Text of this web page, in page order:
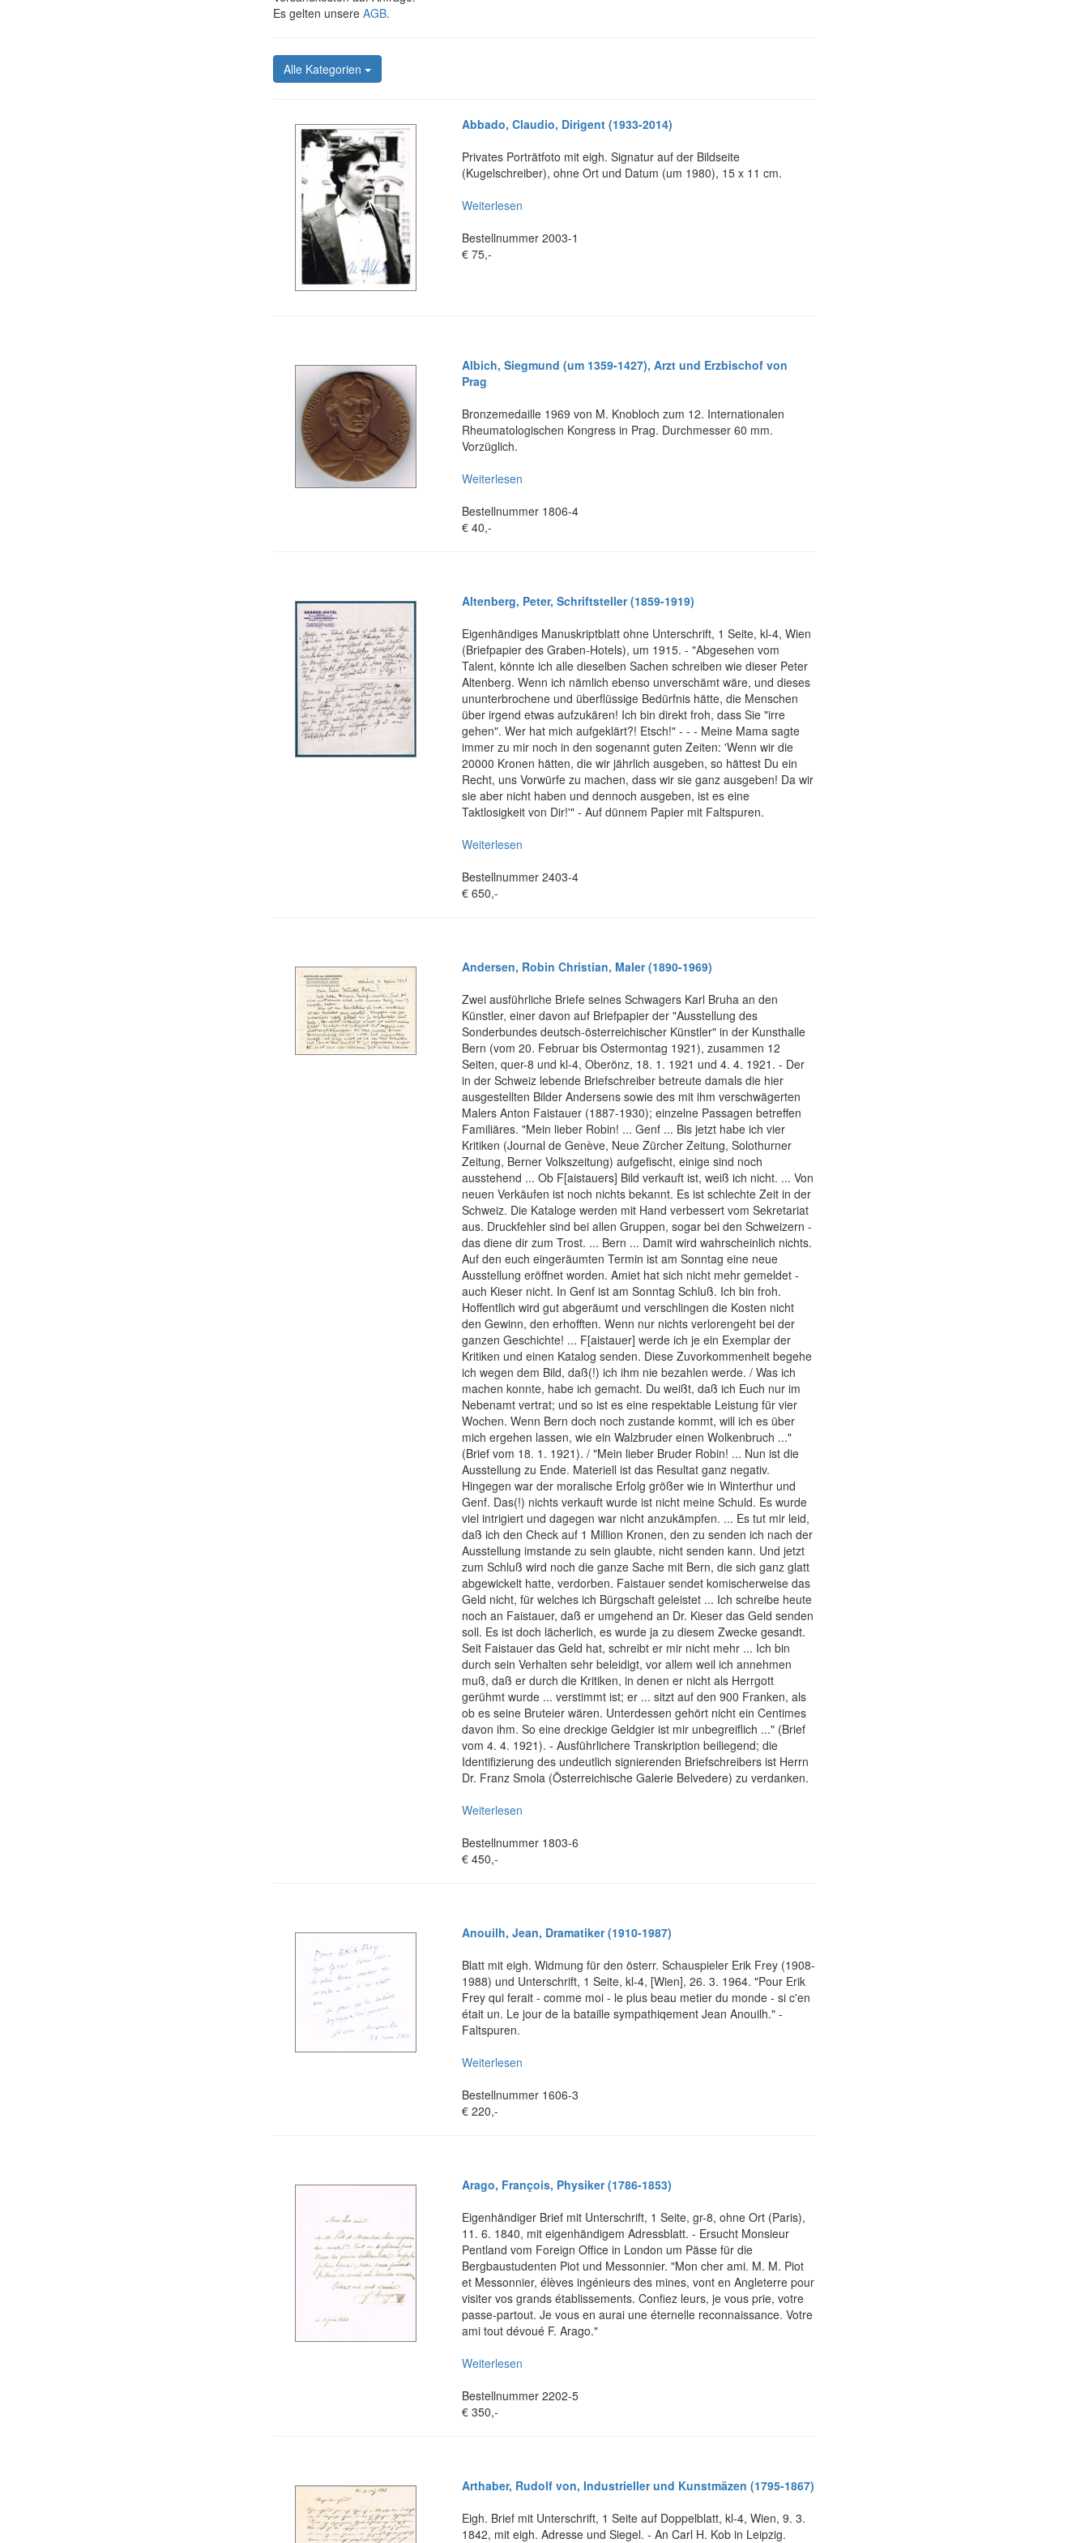
Es gelten unsere AGB.
Alle Kategorien
Abbado, Claudio, Dirigent (1933-2014)
Privates Porträtfoto mit eigh. Signatur auf der Bildseite
(Kugelschreiber), ohne Ort und Datum (um 1980), 15 x 11 cm.
Weiterlesen
Bestellnummer 2003-1
€ 75,-
Albich, Siegmund (um 1359-1427), Arzt und Erzbischof von
Prag
Bronzemedaille 1969 von M. Knobloch zum 12. Internationalen
Rheumatologischen Kongress in Prag. Durchmesser 60 mm.
Vorzüglich.
Weiterlesen
Bestellnummer 1806-4
€ 40,-
Altenberg, Peter, Schriftsteller (1859-1919)
Eigenhändiges Manuskriptblatt ohne Unterschrift, 1 Seite, kl-4, Wien
(Briefpapier des Graben-Hotels), um 1915. - "Abgesehen vom
Talent, könnte ich alle dieselben Sachen schreiben wie dieser Peter
Altenberg. Wenn ich nämlich ebenso unverschämt wäre, und dieses
ununterbrochene und überflüssige Bedürfnis hätte, die Menschen
über irgend etwas aufzukären! Ich bin direkt froh, dass Sie "irre
gehen". Wer hat mich aufgeklärt?! Etsch!" - - - Meine Mama sagte
immer zu mir noch in den sogenannt guten Zeiten: 'Wenn wir die
20000 Kronen hätten, die wir jährlich ausgeben, so hättest Du ein
Recht, uns Vorwürfe zu machen, dass wir sie ganz ausgeben! Da wir
sie aber nicht haben und dennoch ausgeben, ist es eine
Taktlosigkeit von Dir!'" - Auf dünnem Papier mit Faltspuren.
Weiterlesen
Bestellnummer 2403-4
€ 650,-
Andersen, Robin Christian, Maler (1890-1969)
Zwei ausführliche Briefe seines Schwagers Karl Bruha an den
Künstler, einer davon auf Briefpapier der "Ausstellung des
Sonderbundes deutsch-österreichischer Künstler" in der Kunsthalle
Bern (vom 20. Februar bis Ostermontag 1921), zusammen 12
Seiten, quer-8 und kl-4, Oberönz, 18. 1. 1921 und 4. 4. 1921. - Der
in der Schweiz lebende Briefschreiber betreute damals die hier
ausgestellten Bilder Andersens sowie des mit ihm verschwägerten
Malers Anton Faistauer (1887-1930); einzelne Passagen betreffen
Familiäres. "Mein lieber Robin! ... Genf ... Bis jetzt habe ich vier
Kritiken (Journal de Genève, Neue Zürcher Zeitung, Solothurner
Zeitung, Berner Volkszeitung) aufgefischt, einige sind noch
ausstehend ... Ob F[aistauers] Bild verkauft ist, weiß ich nicht. ... Von
neuen Verkäufen ist noch nichts bekannt. Es ist schlechte Zeit in der
Schweiz. Die Kataloge werden mit Hand verbessert vom Sekretariat
aus. Druckfehler sind bei allen Gruppen, sogar bei den Schweizern -
das diene dir zum Trost. ... Bern ... Damit wird wahrscheinlich nichts.
Auf den euch eingeräumten Termin ist am Sonntag eine neue
Ausstellung eröffnet worden. Amiet hat sich nicht mehr gemeldet -
auch Kieser nicht. In Genf ist am Sonntag Schluß. Ich bin froh.
Hoffentlich wird gut abgeräumt und verschlingen die Kosten nicht
den Gewinn, den erhofften. Wenn nur nichts verlorengeht bei der
ganzen Geschichte! ... F[aistauer] werde ich je ein Exemplar der
Kritiken und einen Katalog senden. Diese Zuvorkommenheit begehe
ich wegen dem Bild, daß(!) ich ihm nie bezahlen werde. / Was ich
machen konnte, habe ich gemacht. Du weißt, daß ich Euch nur im
Nebenamt vertrat; und so ist es eine respektable Leistung für vier
Wochen. Wenn Bern doch noch zustande kommt, will ich es über
mich ergehen lassen, wie ein Walzbruder einen Wolkenbruch ..."
(Brief vom 18. 1. 1921). / "Mein lieber Bruder Robin! ... Nun ist die
Ausstellung zu Ende. Materiell ist das Resultat ganz negativ.
Hingegen war der moralische Erfolg größer wie in Winterthur und
Genf. Das(!) nichts verkauft wurde ist nicht meine Schuld. Es wurde
viel intrigiert und dagegen war nicht anzukämpfen. ... Es tut mir leid,
daß ich den Check auf 1 Million Kronen, den zu senden ich nach der
Ausstellung imstande zu sein glaubte, nicht senden kann. Und jetzt
zum Schluß wird noch die ganze Sache mit Bern, die sich ganz glatt
abgewickelt hatte, verdorben. Faistauer sendet komischerweise das
Geld nicht, für welches ich Bürgschaft geleistet ... Ich schreibe heute
noch an Faistauer, daß er umgehend an Dr. Kieser das Geld senden
soll. Es ist doch lächerlich, es wurde ja zu diesem Zwecke gesandt.
Seit Faistauer das Geld hat, schreibt er mir nicht mehr ... Ich bin
durch sein Verhalten sehr beleidigt, vor allem weil ich annehmen
muß, daß er durch die Kritiken, in denen er nicht als Herrgott
gerühmt wurde ... verstimmt ist; er ... sitzt auf den 900 Franken, als
ob es seine Bruteier wären. Unterdessen gehört nicht ein Centimes
davon ihm. So eine dreckige Geldgier ist mir unbegreiflich ..." (Brief
vom 4. 4. 1921). - Ausführlichere Transkription beiliegend; die
Identifizierung des undeutlich signierenden Briefschreibers ist Herrn
Dr. Franz Smola (Österreichische Galerie Belvedere) zu verdanken.
Weiterlesen
Bestellnummer 1803-6
€ 450,-
Anouilh, Jean, Dramatiker (1910-1987)
Blatt mit eigh. Widmung für den österr. Schauspieler Erik Frey (1908-
1988) und Unterschrift, 1 Seite, kl-4, [Wien], 26. 3. 1964. "Pour Erik
Frey qui ferait - comme moi - le plus beau metier du monde - si c'en
était un. Le jour de la bataille sympathiqement Jean Anouilh." -
Faltspuren.
Weiterlesen
Bestellnummer 1606-3
€ 220,-
Arago, François, Physiker (1786-1853)
Eigenhändiger Brief mit Unterschrift, 1 Seite, gr-8, ohne Ort (Paris),
11. 6. 1840, mit eigenhändigem Adressblatt. - Ersucht Monsieur
Pentland vom Foreign Office in London um Pässe für die
Bergbaustudenten Piot und Messonnier. "Mon cher ami. M. M. Piot
et Messonnier, élèves ingénieurs des mines, vont en Angleterre pour
visiter vos grands établissements. Confiez leurs, je vous prie, votre
passe-partout. Je vous en aurai une éternelle reconnaissance. Votre
ami tout dévoué F. Arago."
Weiterlesen
Bestellnummer 2202-5
€ 350,-
Arthaber, Rudolf von, Industrieller und Kunstmäzen (1795-1867)
Eigh. Brief mit Unterschrift, 1 Seite auf Doppelblatt, kl-4, Wien, 9. 3.
1842, mit eigh. Adresse und Siegel. - An Carl H. Kob in Leipzig.